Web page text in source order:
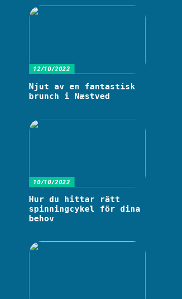
12/10/2022
Njut av en fantastisk
brunch i Næstved
10/10/2022
Hur du hittar rätt
spinningcykel för dina
behov